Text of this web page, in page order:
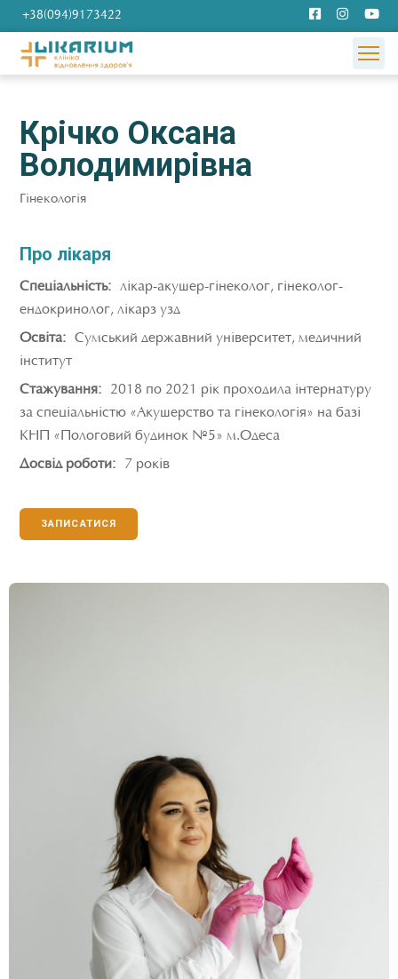
+38(094)9173422
Крічко Оксана
Володимирівна
Гінекологія
Про лікаря
Спеціальність:
лікар-акушер-гінеколог, гінеколог-
ендокринолог, лікарз узд
Освіта:
Сумський державний університет, медичний
інститут
Стажування:
2018 по 2021 рік проходила інтернатуру
за спеціальністю «Акушерство та гінекологія» на базі
КНП «Пологовий будинок №5» м.Одеса
Досвід роботи:
7 років
ЗАПИСАТИСЯ